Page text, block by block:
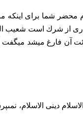
محضر شما براى اينكه‏
از شرك است شعيب
آن فارغ ميشد ميگفت
دينى الاسلام،